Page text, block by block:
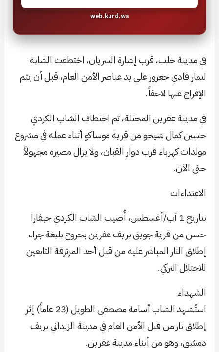
web.kurd.ws
في مدينة حلب، قرب إشارة السريان، اختطفت الشابة
ليمار فادي جعرور على يد عناصر الأمن العام، قبل أن يتم
الإفراج عنها لاحقاً.
في مدينة عفرين المحتلة، تم اختطاف الشاب الكردي
حسين كمال شيخو من قرية موساكو أثناء عمله في مشروع
مولدات كهرباء قرب دوار القبان، ولا يزال مصيره مجهولاً
حتى الآن.
الاعتداءات
بتاريخ 1 آب/أغسطس، أُصيب الشاب الكردي جيفارا
حسن من قرية جويق بريف عفرين بجروح بليغة جراء
إطلاق النار المباشر عليه من قبل أحد المرتزقة التابعين
للاحتلال التركي.
الشهداء
استُشهد الشاب أسامة مصطفى الطويل (23 عاماً) إثر
إطلاق نار من قبل الأمن العام في مدينة الزبداني بريف
دمشق، وهو من أبناء مدينة عفرين.